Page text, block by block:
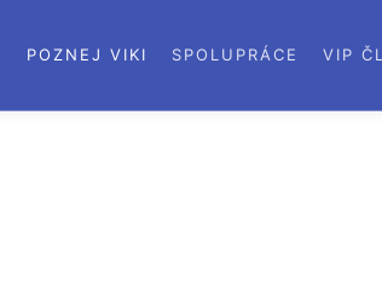
POZNEJ VIKI SPOLUPRÁCE VIP